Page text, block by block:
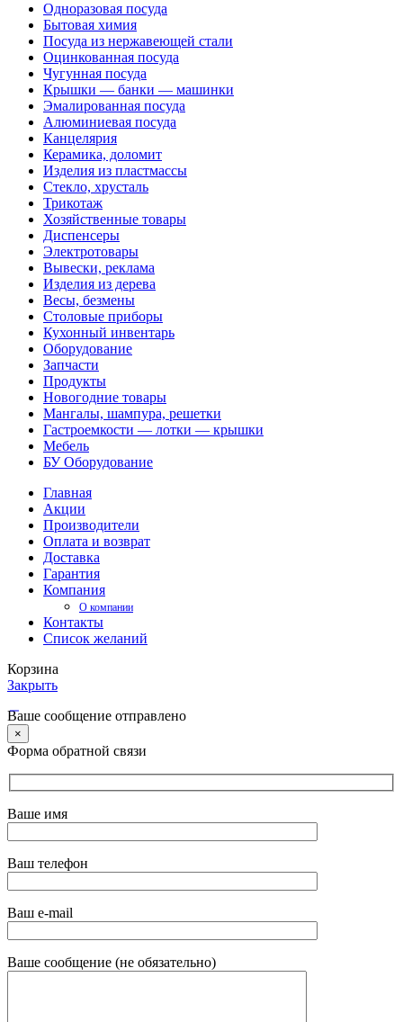
Одноразовая посуда
Бытовая химия
Посуда из нержавеющей стали
Оцинкованная посуда
Чугунная посуда
Крышки — банки — машинки
Эмалированная посуда
Алюминиевая посуда
Канцелярия
Керамика, доломит
Изделия из пластмассы
Стекло, хрусталь
Трикотаж
Хозяйственные товары
Диспенсеры
Электротовары
Вывески, реклама
Изделия из дерева
Весы, безмены
Столовые приборы
Кухонный инвентарь
Оборудование
Запчасти
Продукты
Новогодние товары
Мангалы, шампура, решетки
Гастроемкости — лотки — крышки
Мебель
БУ Оборудование
Главная
Акции
Производители
Оплата и возврат
Доставка
Гарантия
Компания
О компании
Контакты
Список желаний
Корзина
Закрыть
Ваше сообщение отправлено
×
Форма обратной связи
Ваше имя
Ваш телефон
Ваш e-mail
Ваше сообщение (не обязательно)